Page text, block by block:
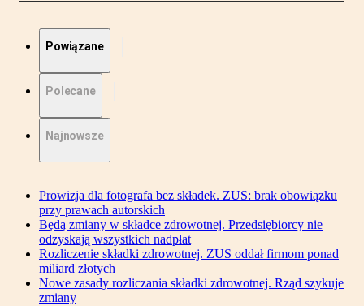
Powiązane
Polecane
Najnowsze
Prowizja dla fotografa bez składek. ZUS: brak obowiązku
przy prawach autorskich
Będą zmiany w składce zdrowotnej. Przedsiębiorcy nie
odzyskają wszystkich nadpłat
Rozliczenie składki zdrowotnej. ZUS oddał firmom ponad
miliard złotych
Nowe zasady rozliczania składki zdrowotnej. Rząd szykuje
zmiany